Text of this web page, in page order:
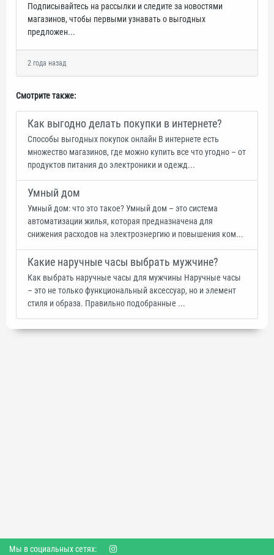
Подписывайтесь на рассылки и следите за новостями
магазинов, чтобы первыми узнавать о выгодных
предложен...
2 года назад
Смотрите также:
Как выгодно делать покупки в интернете?
Способы выгодных покупок онлайн В интернете есть
множество магазинов, где можно купить все что угодно – от
продуктов питания до электроники и одежд...
Умный дом
Умный дом: что это такое? Умный дом – это система
автоматизации жилья, которая предназначена для
снижения расходов на электроэнергию и повышения ком...
Какие наручные часы выбрать мужчине?
Как выбрать наручные часы для мужчины Наручные часы
– это не только функциональный аксессуар, но и элемент
стиля и образа. Правильно подобранные ...
Мы в социальных сетях: